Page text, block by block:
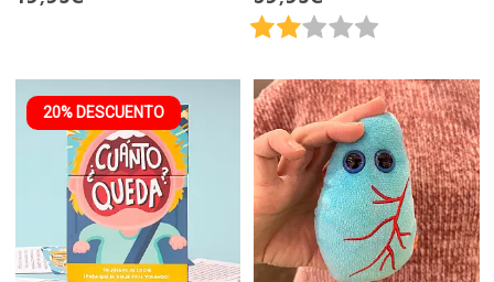
20% DESCUENTO